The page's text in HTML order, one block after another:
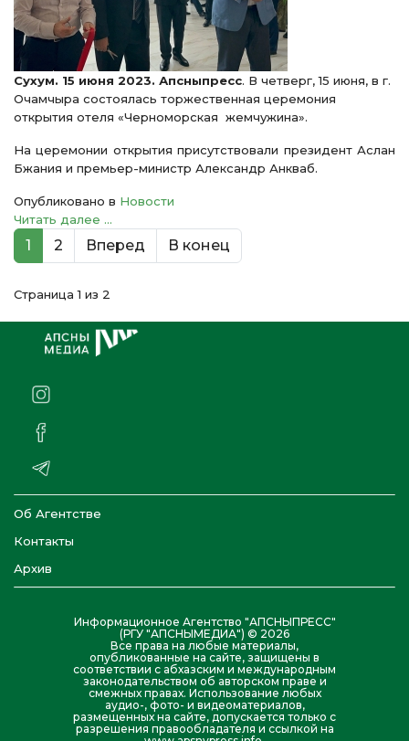
Сухум. 15 июня 2023. Апсныпресс. В четверг, 15 июня, в г.
Очамчыра состоялась торжественная церемония
открытия отеля «Черноморская жемчужина».
На церемонии открытия присутствовали президент Аслан
Бжания и премьер-министр Александр Анкваб.
Опубликовано в Новости
Читать далее ...
1 2 Вперед В конец
Страница 1 из 2
Об Агентстве
Контакты
Архив
Информационное Агентство "АПСНЫПРЕСС"
(РГУ "АПСНЫМЕДИА") © 2026
Все права на любые материалы,
опубликованные на сайте, защищены в
соответствии с абхазским и международным
законодательством об авторском праве и
смежных правах. Использование любых
аудио-, фото- и видеоматериалов,
размещенных на сайте, допускается только с
разрешения правообладателя и ссылкой на